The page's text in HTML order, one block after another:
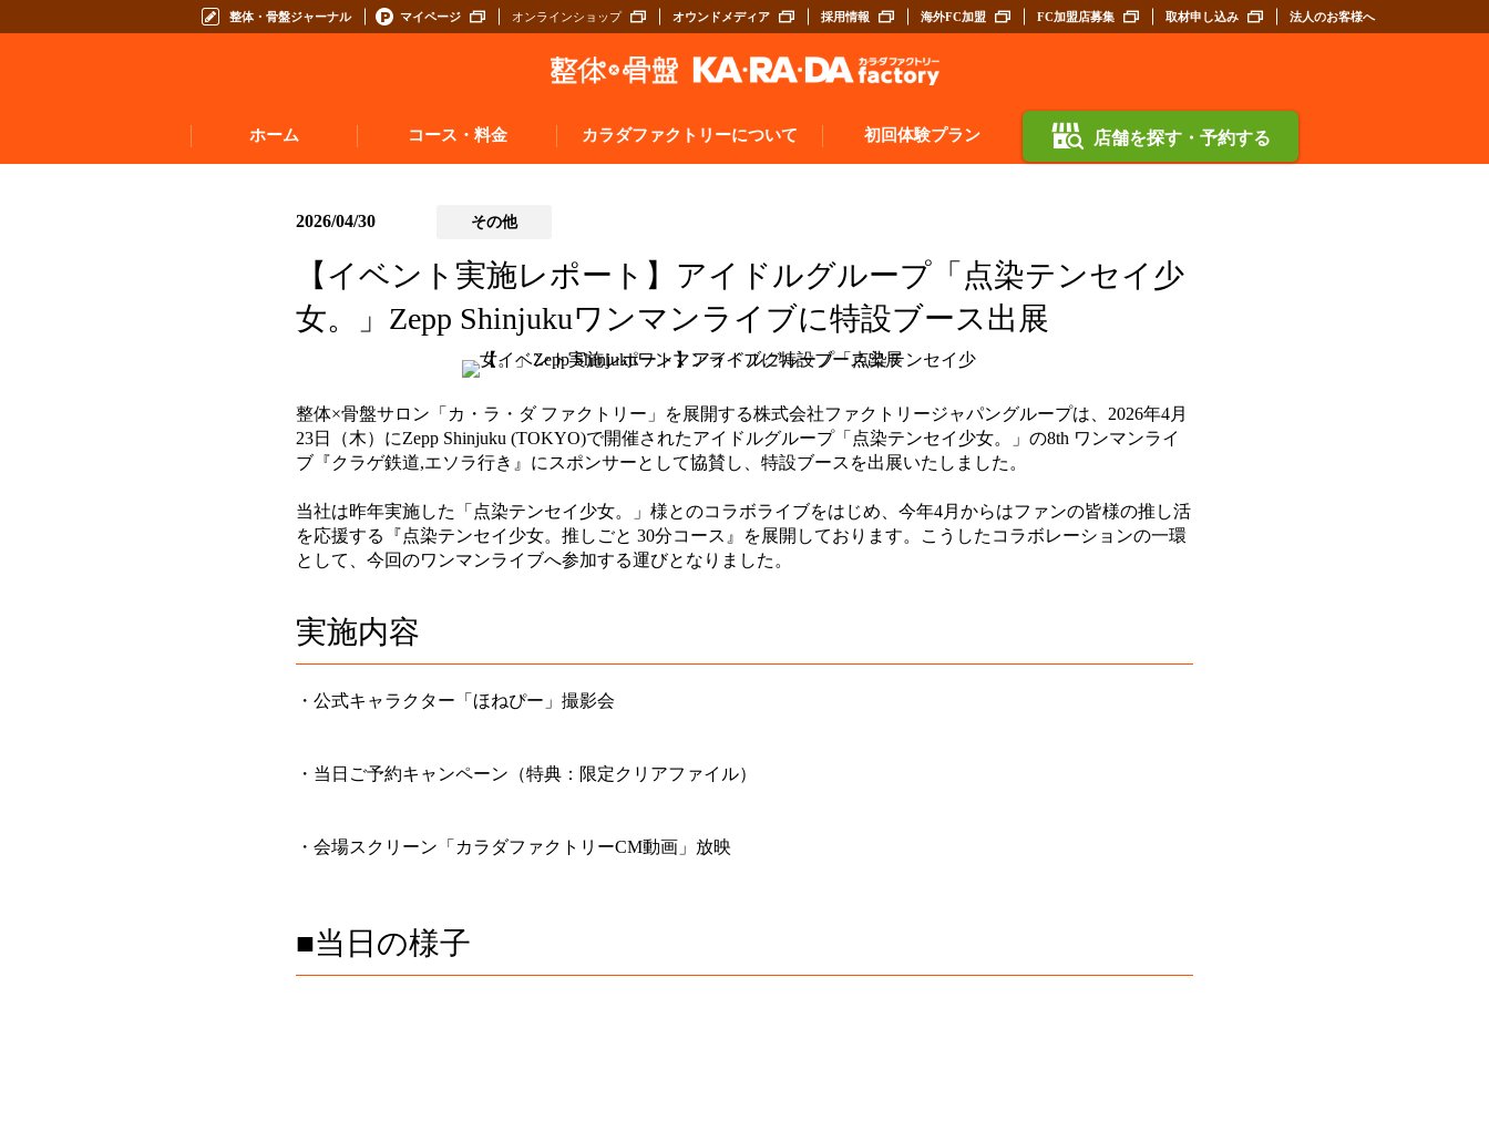
整体・骨盤ジャーナル マイページ オンラインショップ オウンドメディア 採用情報 海外FC加盟 FC加盟店募集 取材申し込み 法人のお客様へ
ホーム コース・料金 カラダファクトリーについて 初回体験プラン 店舗を探す・予約する
2026/04/30 その他
【イベント実施レポート】アイドルグループ「点染テンセイ少
女。」Zepp Shinjukuワンマンライブに特設ブース出展
整体×骨盤サロン「カ・ラ・ダ ファクトリー」を展開する株式会社ファクトリージャパングループは、2026年4月
23日（木）にZepp Shinjuku (TOKYO)で開催されたアイドルグループ「点染テンセイ少女。」の8th ワンマンライ
ブ『クラゲ鉄道,エソラ行き』にスポンサーとして協賛し、特設ブースを出展いたしました。
当社は昨年実施した「点染テンセイ少女。」様とのコラボライブをはじめ、今年4月からはファンの皆様の推し活
を応援する『点染テンセイ少女。推しごと 30分コース』を展開しております。こうしたコラボレーションの一環
として、今回のワンマンライブへ参加する運びとなりました。
実施内容
・公式キャラクター「ほねぴー」撮影会
・当日ご予約キャンペーン（特典：限定クリアファイル）
・会場スクリーン「カラダファクトリーCM動画」放映
■当日の様子